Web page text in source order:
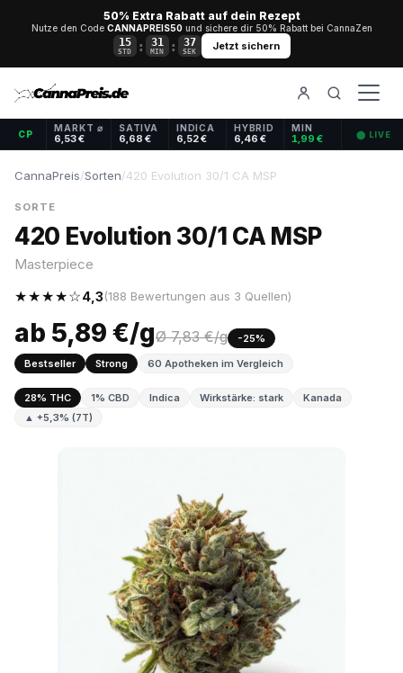
50% Extra Rabatt auf dein Rezept
Nutze den Code CANNAPREIS50und sichere dir 50% Rabatt bei CannaZen
15
STD : 31
MIN : 36
SEK Jetzt sichern
CP
MARKT ⌀
6,53 €
SATIVA
6,68 €
INDICA
6,52 €
HYBRID
6,46 €
MIN
1,99 € ⬤ LIVE
CannaPreis/Sorten/420 Evolution 30/1 CA MSP
SORTE
420 Evolution 30/1 CA MSP
Masterpiece
★★★★☆4,3(188 Bewertungen aus 3 Quellen)
ab 5,89 €/gØ 7,83 €/g
-25%
Bestseller
Strong 60 Apotheken im Vergleich
28% THC 1% CBD Indica Wirkstärke: stark
Kanada
▲ +5,3% (7T)